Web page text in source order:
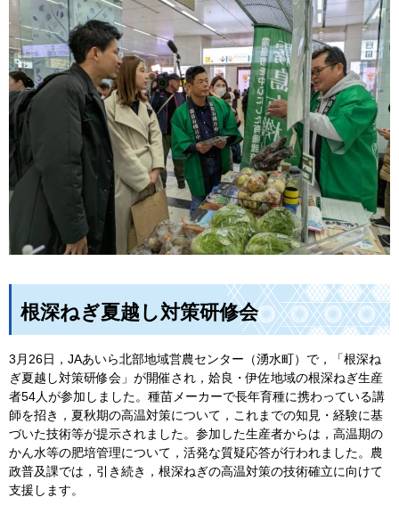
根深ねぎ夏越し対策研修会
3月26日，JAあいら北部地域営農センター（湧水町）で，「根深ね
ぎ夏越し対策研修会」が開催され，姶良・伊佐地域の根深ねぎ生産
者54人が参加しました。種苗メーカーで長年育種に携わっている講
師を招き，夏秋期の高温対策について，これまでの知見・経験に基
づいた技術等が提示されました。参加した生産者からは，高温期の
かん水等の肥培管理について，活発な質疑応答が行われました。農
政普及課では，引き続き，根深ねぎの高温対策の技術確立に向けて
支援します。